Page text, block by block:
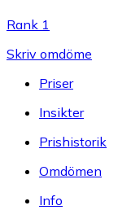
Rank 1
Skriv omdöme
Priser
Insikter
Prishistorik
Omdömen
Info